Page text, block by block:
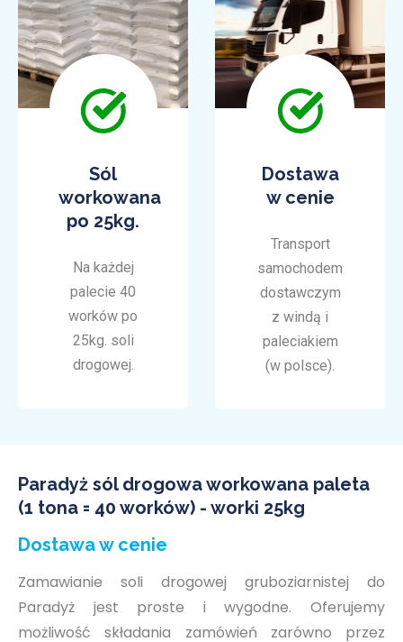
Sól
workowana
po 25kg.
Na każdej
palecie 40
worków po
25kg. soli
drogowej.
Dostawa
w cenie
Transport
samochodem
dostawczym
z windą i
paleciakiem
(w polsce).
Paradyż sól drogowa workowana paleta
(1 tona = 40 worków) - worki 25kg
Dostawa w cenie
Zamawianie soli drogowej gruboziarnistej do
Paradyż jest proste i wygodne. Oferujemy
możliwość składania zamówień zarówno przez